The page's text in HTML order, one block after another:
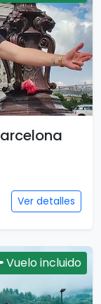
Ver detalles
Vuelo incluido